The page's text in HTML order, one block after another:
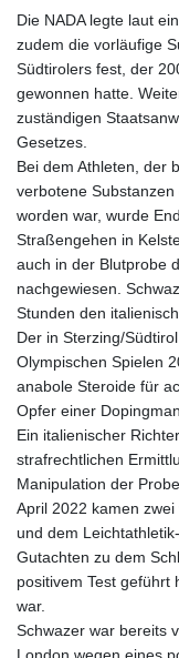
Die NADA legte laut
zudem die vorläufige
Südtirolers fest, der
gewonnen hatte.
zuständigen
Gesetzes.
Bei dem Athleten, der
verbotene
worden war, wurde
Straßengehen in
auch in der Blutprobe
nachgewiesen.
Stunden den
Der in Sterzing/
Olympischen Spielen
anabole Steroide für
Opfer einer
Ein italienischer
strafrechtlichen
Manipulation der
April 2022 kamen
und dem
Gutachten zu dem
positivem Test geführt
war.
Schwazer war bereits